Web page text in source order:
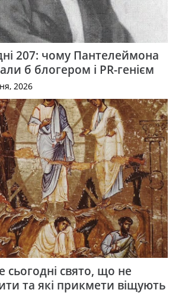
207: чому Пантелеймона
б блогером і PR-генієм
2026
сьогодні свято, що не
та які прикмети віщують